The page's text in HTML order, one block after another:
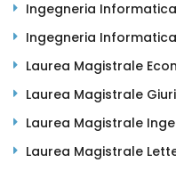
Ingegneria Informatica
Ingegneria
Laurea Magistrale
Laurea Magistrale
Laurea Magistrale
Laurea Magistrale